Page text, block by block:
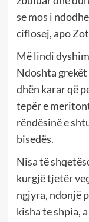
se mos i
ciflosej, apo
Më lindi
Ndoshta
dhën karar që
tepër e
rëndësinë e
bisedës.
Nisa të
kurgjë tjetër
ngjyra, ndonjë
kisha te shpia,